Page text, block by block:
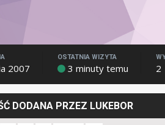
2007
OSTATNIA WIZYTA
3 minuty temu 2
DODANA PRZEZ LUKEBOR